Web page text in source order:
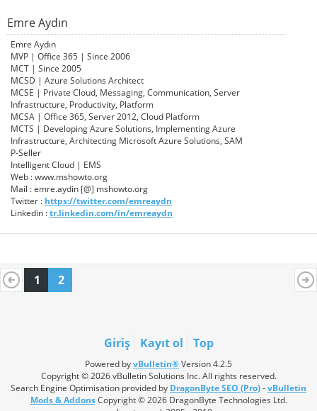
Emre Aydın
Emre Aydın
MVP | Office 365 | Since 2006
MCT | Since 2005
MCSD | Azure Solutions Architect
MCSE | Private Cloud, Messaging, Communication, Server
Infrastructure, Productivity, Platform
MCSA | Office 365, Server 2012, Cloud Platform
MCTS | Developing Azure Solutions, Implementing Azure
Infrastructure, Architecting Microsoft Azure Solutions, SAM
P-Seller
Intelligent Cloud | EMS
Web : www.mshowto.org
Mail : emre.aydin [@] mshowto.org
Twitter : https://twitter.com/emreaydn
Linkedin :tr.linkedin.com/in/emreaydn
1 2
Giriş Kayıt ol Top
Powered byvBulletin®Version 4.2.5
Copyright © 2026 vBulletin Solutions Inc. All rights reserved.
Search Engine Optimisation provided by DragonByte SEO (Pro)-vBulletin
Mods & AddonsCopyright © 2026 DragonByte Technologies Ltd.